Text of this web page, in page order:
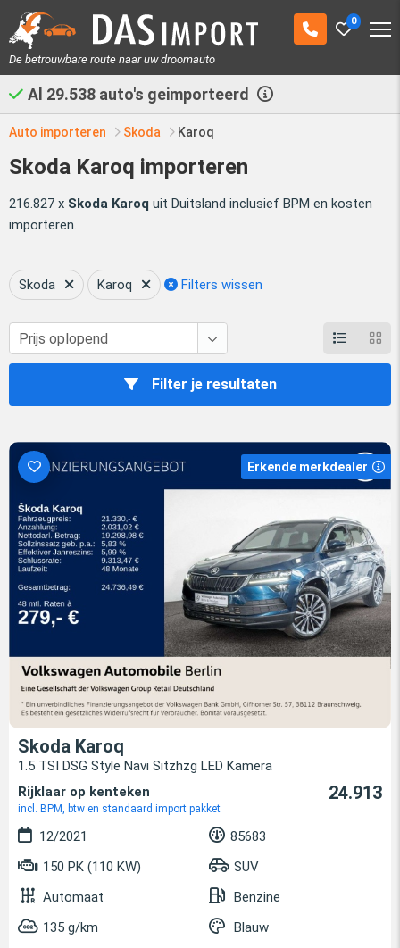
0
De betrouwbare route naar uw droomauto
Al 29.538 auto's geimporteerd
Auto importeren Skoda Karoq
Skoda Karoq importeren
216.827 x Skoda Karoq uit Duitsland inclusief BPM en kosten
importeren.
Skoda Karoq Filters wissen
Filter je resultaten
Erkende merkdealer
Skoda Karoq
1.5 TSI DSG Style Navi Sitzhzg LED Kamera
Rijklaar op kenteken
incl. BPM, btw en standaard import pakket
24.913
12/2021
85683
150 PK (110 KW)
SUV
Automaat
Benzine
135 g/km
Blauw